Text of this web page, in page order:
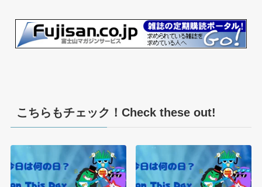
こちらもチェック！Check these out!